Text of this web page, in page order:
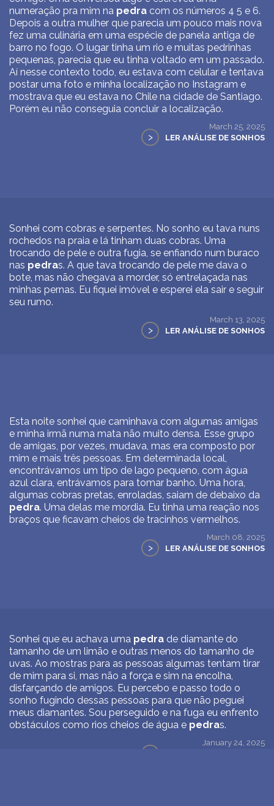
numeração pra mim na pedra com os números 4 5 e 6.
Depois a outra mulher que parecia um pouco mais nova
fez uma culinária em uma espécie de panela antiga de
barro no fogo. O lugar tinha um rio e muitas pedrinhas
pequenas, parecia que eu tinha voltado em um passado.
Aí nesse contexto todo, eu estava com celular e tentava
postar uma foto e minha localização no Instagram e
mostrava que eu estava no Chile na cidade de Santiago.
Porém eu não conseguia concluir a localização.
March 25, 2025
> LER ANÁLISE DE SONHOS
Sonhei com cobras e serpentes. No sonho eu tava nuns
rochedos na praia e lá tinham duas cobras. Uma
trocando de pele e outra fugia, se enfiando num buraco
nas pedras. A que tava trocando de pele me dava o
bote, mas não chegava a morder, só entrelaçada nas
minhas pernas. Eu fiquei imóvel e esperei ela sair e seguir
seu rumo.
March 13, 2025
> LER ANÁLISE DE SONHOS
Esta noite sonhei que caminhava com algumas amigas
e minha irmã numa mata não muito densa. Esse grupo
de amigas, por vezes, mudava, mas era composto por
mim e mais três pessoas. Em determinada local,
encontrávamos um tipo de lago pequeno, com água
azul clara, entrávamos para tomar banho. Uma hora,
algumas cobras pretas, enroladas, saiam de debaixo da
pedra. Uma delas me mordia. Eu tinha uma reação nos
braços que ficavam cheios de tracinhos vermelhos.
March 08, 2025
> LER ANÁLISE DE SONHOS
Sonhei que eu achava uma pedra de diamante do
tamanho de um limão e outras menos do tamanho de
uvas. Ao mostras para as pessoas algumas tentam tirar
de mim para si, mas não a força e sim na encolha,
disfarçando de amigos. Eu percebo e passo todo o
sonho fugindo dessas pessoas para que não peguei
meus diamantes. Sou perseguido e na fuga eu enfrento
obstáculos como rios cheios de água e pedras.
January 24, 2025